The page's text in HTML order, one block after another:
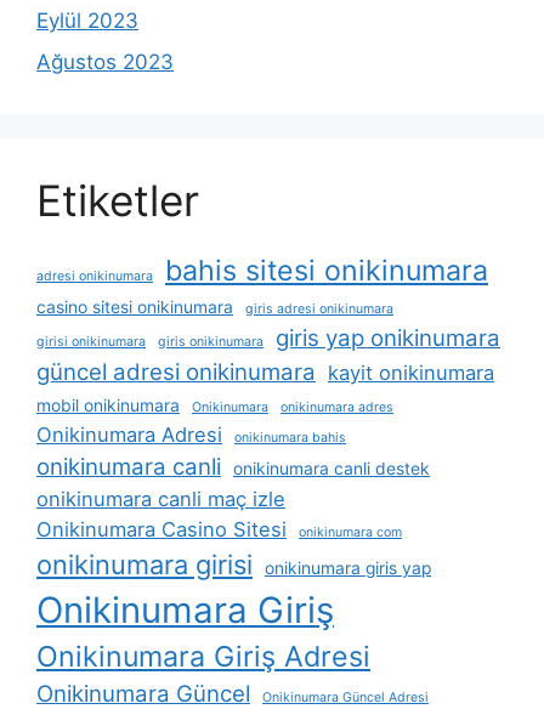
Eylül 2023
Ağustos 2023
Etiketler
adresi onikinumara bahis sitesi onikinumara
casino sitesi onikinumara giris adresi onikinumara
girisi onikinumara giris onikinumara
giris yap onikinumara
güncel adresi onikinumara
kayit onikinumara
mobil onikinumara Onikinumara onikinumara adres
Onikinumara Adresi onikinumara bahis
onikinumara canli onikinumara canli destek
onikinumara canli maç izle
Onikinumara Casino Sitesi
onikinumara com
onikinumara girisi onikinumara giris yap
Onikinumara Giriş
Onikinumara Giriş Adresi
Onikinumara Güncel Onikinumara Güncel Adresi